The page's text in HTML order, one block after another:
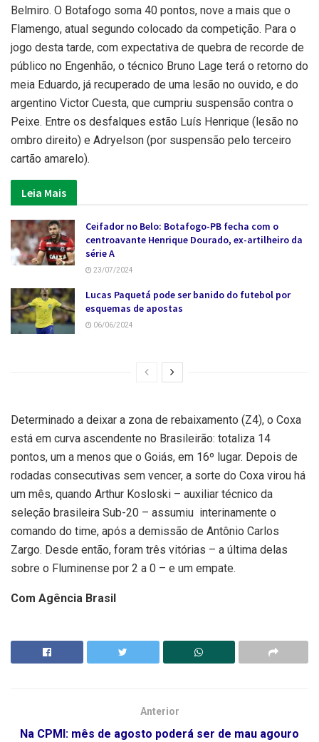
Belmiro. O Botafogo soma 40 pontos, nove a mais que o
Flamengo, atual segundo colocado da competição. Para o
jogo desta tarde, com expectativa de quebra de recorde de
público no Engenhão, o técnico Bruno Lage terá o retorno do
meia Eduardo, já recuperado de uma lesão no ouvido, e do
argentino Victor Cuesta, que cumpriu suspensão contra o
Peixe. Entre os desfalques estão Luís Henrique (lesão no
ombro direito) e Adryelson (por suspensão pelo terceiro
cartão amarelo).
Leia Mais
Ceifador no Belo: Botafogo-PB fecha com o
centroavante Henrique Dourado, ex-artilheiro da
série A
23/07/2024
Lucas Paquetá pode ser banido do futebol por
esquemas de apostas
06/06/2024
Determinado a deixar a zona de rebaixamento (Z4), o Coxa
está em curva ascendente no Brasileirão: totaliza 14
pontos, um a menos que o Goiás, em 16º lugar. Depois de
rodadas consecutivas sem vencer, a sorte do Coxa virou há
um mês, quando Arthur Kosloski – auxiliar técnico da
seleção brasileira Sub-20 – assumiu interinamente o
comando do time, após a demissão de Antônio Carlos
Zargo. Desde então, foram três vitórias – a última delas
sobre o Fluminense por 2 a 0 – e um empate.
Com Agência Brasil
Anterior
Na CPMI: mês de agosto poderá ser de mau agouro